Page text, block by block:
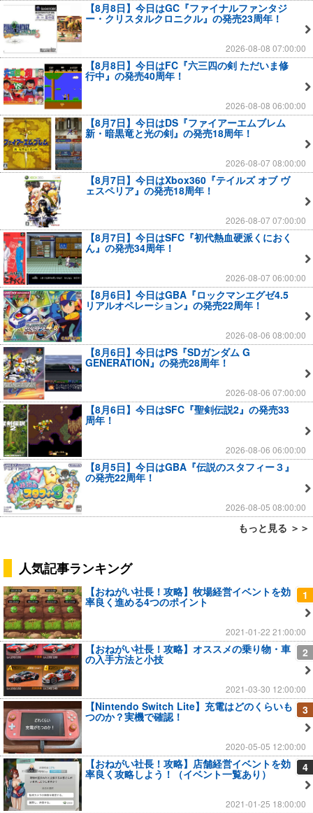
【8月8日】今日はGC『ファイナルファンタジ
ー・クリスタルクロニクル』の発売23周年！
2026-08-08 07:00:00
【8月8日】今日はFC『六三四の剣 ただいま修
行中』の発売40周年！
2026-08-08 06:00:00
【8月7日】今日はDS『ファイアーエムブレム
新・暗黒竜と光の剣』の発売18周年！
2026-08-07 08:00:00
【8月7日】今日はXbox360『テイルズ オブ ヴ
ェスペリア』の発売18周年！
2026-08-07 07:00:00
【8月7日】今日はSFC『初代熱血硬派くにおく
ん』の発売34周年！
2026-08-07 06:00:00
【8月6日】今日はGBA『ロックマンエグゼ4.5
リアルオペレーション』の発売22周年！
2026-08-06 08:00:00
【8月6日】今日はPS『SDガンダム G
GENERATION』の発売28周年！
2026-08-06 07:00:00
【8月6日】今日はSFC『聖剣伝説2』の発売33
周年！
2026-08-06 06:00:00
【8月5日】今日はGBA『伝説のスタフィー３』
の発売22周年！
2026-08-05 08:00:00
もっと見る ＞＞
人気記事ランキング
1
【おねがい社長！攻略】牧場経営イベントを効
率良く進める4つのポイント
2021-01-22 21:00:00
2
【おねがい社長！攻略】オススメの乗り物・車
の入手方法と小技
2021-03-30 12:00:00
3
【Nintendo Switch Lite】充電はどのくらいも
つのか？実機で確認！
2020-05-05 12:00:00
4
【おねがい社長！攻略】店舗経営イベントを効
率良く攻略しよう！（イベント一覧あり）
2021-01-25 18:00:00